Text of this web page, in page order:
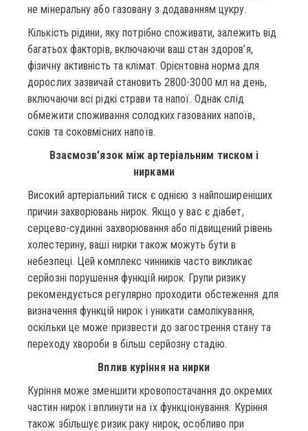
не мінеральну або газовану з додаванням цукру.
Кількість рідини, яку потрібно споживати, залежить від
багатьох факторів, включаючи ваш стан здоров’я,
фізичну активність та клімат. Орієнтовна норма для
дорослих зазвичай становить 2800-3000 мл на день,
включаючи всі рідкі страви та напої. Однак слід
обмежити споживання солодких газованих напоїв,
соків та соковмісних напоїв.
Взаємозв’язок між артеріальним тиском і
нирками
Високий артеріальний тиск є однією з найпоширеніших
причин захворювань нирок. Якщо у вас є діабет,
серцево-судинні захворювання або підвищений рівень
холестерину, ваші нирки також можуть бути в
небезпеці. Цей комплекс чинників часто викликає
серйозні порушення функцій нирок. Групи ризику
рекомендується регулярно проходити обстеження для
визначення функцій нирок і уникати самолікування,
оскільки це може призвести до загострення стану та
переходу хвороби в більш серйозну стадію.
Вплив куріння на нирки
Куріння може зменшити кровопостачання до окремих
частин нирок і вплинути на їх функціонування. Куріння
також збільшує ризик раку нирок, особливо при